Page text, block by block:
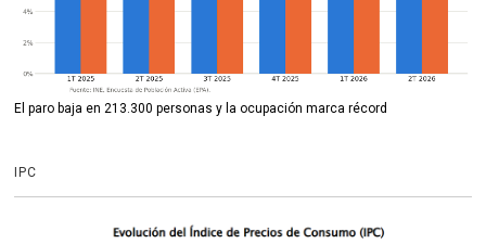
El paro baja en 213.300 personas y la ocupación marca récord
IPC